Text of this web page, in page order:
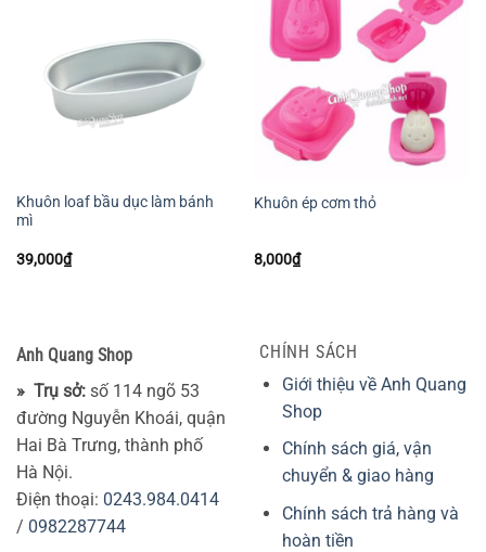
Khuôn loaf bầu dục làm bánh
mì
39,000₫
Khuôn ép cơm thỏ
8,000₫
Anh Quang Shop
» Trụ sở: số 114 ngõ 53
đường Nguyễn Khoái, quận
Hai Bà Trưng, thành phố
Hà Nội.
Điện thoại: 0243.984.0414
/ 0982287744
CHÍNH SÁCH
Giới thiệu về Anh Quang
Shop
Chính sách giá, vận
chuyển & giao hàng
Chính sách trả hàng và
hoàn tiền